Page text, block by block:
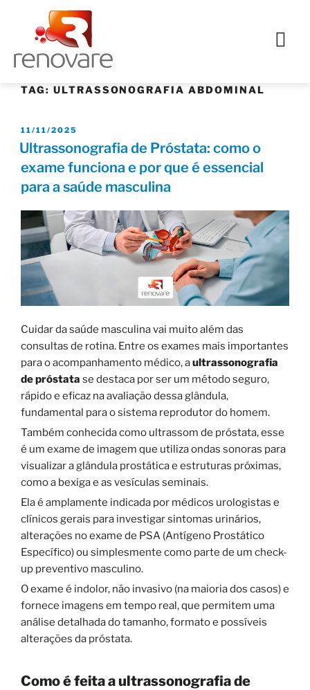
TAG: ULTRASSONOGRAFIA ABDOMINAL
11/11/2025
Ultrassonografia de Próstata: como o
exame funciona e por que é essencial
para a saúde masculina
Cuidar da saúde masculina vai muito além das
consultas de rotina. Entre os exames mais importantes
para o acompanhamento médico, aultrassonografia
de próstata se destaca por ser um método seguro,
rápido e eficaz na avaliação dessa glândula,
fundamental para o sistema reprodutor do homem.
Também conhecida como ultrassom de próstata, esse
é um exame de imagem que utiliza ondas sonoras para
visualizar a glândula prostática e estruturas próximas,
como a bexiga e as vesículas seminais.
Ela é amplamente indicada por médicos urologistas e
clínicos gerais para investigar sintomas urinários,
alterações no exame de PSA (Antígeno Prostático
Específico) ou simplesmente como parte de um check-
up preventivo masculino.
O exame é indolor, não invasivo (na maioria dos casos) e
fornece imagens em tempo real, que permitem uma
análise detalhada do tamanho, formato e possíveis
alterações da próstata.
Como é feita a ultrassonografia de